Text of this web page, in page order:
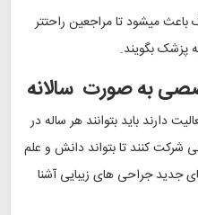
میشود تا مراجعین راحتتر
پزشک بگویند.
به صورت سالانه
دارند باید بتوانند هر ساله در
کنند تا بتواند دانش و علم
جدید جراحی های زیبایی آشنا